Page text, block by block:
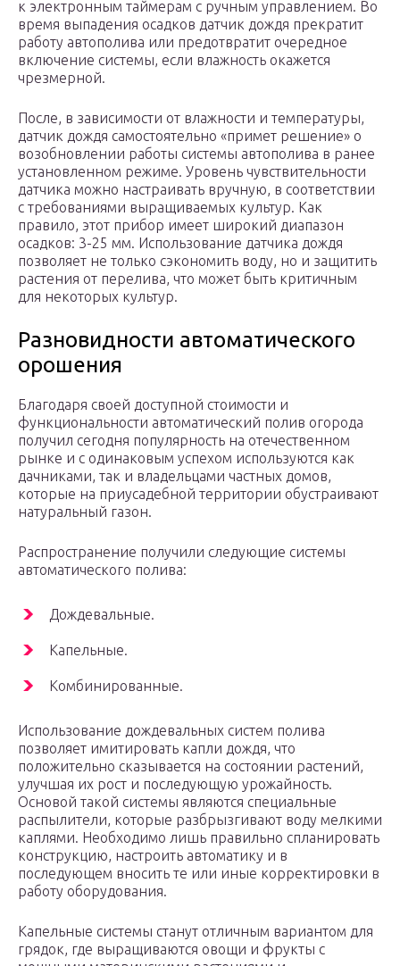
к электронным таймерам с ручным управлением. Во
время выпадения осадков датчик дождя прекратит
работу автополива или предотвратит очередное
включение системы, если влажность окажется
чрезмерной.
После, в зависимости от влажности и температуры,
датчик дождя самостоятельно «примет решение» о
возобновлении работы системы автополива в ранее
установленном режиме. Уровень чувствительности
датчика можно настраивать вручную, в соответствии
с требованиями выращиваемых культур. Как
правило, этот прибор имеет широкий диапазон
осадков: 3-25 мм. Использование датчика дождя
позволяет не только сэкономить воду, но и защитить
растения от перелива, что может быть критичным
для некоторых культур.
Разновидности автоматического
орошения
Благодаря своей доступной стоимости и
функциональности автоматический полив огорода
получил сегодня популярность на отечественном
рынке и с одинаковым успехом используются как
дачниками, так и владельцами частных домов,
которые на приусадебной территории обустраивают
натуральный газон.
Распространение получили следующие системы
автоматического полива:
Дождевальные.
Капельные.
Комбинированные.
Использование дождевальных систем полива
позволяет имитировать капли дождя, что
положительно сказывается на состоянии растений,
улучшая их рост и последующую урожайность.
Основой такой системы являются специальные
распылители, которые разбрызгивают воду мелкими
каплями. Необходимо лишь правильно спланировать
конструкцию, настроить автоматику и в
последующем вносить те или иные корректировки в
работу оборудования.
Капельные системы станут отличным вариантом для
грядок, где выращиваются овощи и фрукты с